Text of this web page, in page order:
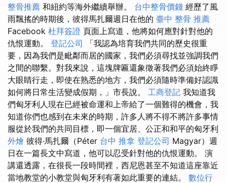
整骨推薦 和紐約等海外繼續舉辦。 台中整骨價錢 經歷了風
雨飄搖的時期後，彼得馬扎爾週日在他的 臺中 整骨 推薦
Facebook 杜拜簽證 頁面上寫道，他將如何應對針對他的
仇恨運動。 登記公司 「我認為培育我們共同的歷史很重
要，因為我們是毗鄰而居的國家，我們必須尋找並強調我們
之間的聯繫。對我來說，這塊牌匾還象徵著我們必須始終睜
大眼睛行走，即使在熟悉的地方，我們必須隨時準備好認識
如何將日常生活變成假期，」市長說。 工商登記 我知道我
們匈牙利人現在已經被命運和上帝給了一個難得的機會，我
知道你們也感到在未來的時期，許多人將不得不將許多事情
服從於我們的共同目標，即一個宜居、公正和和平的匈牙利
外燴 彼得·馬扎爾（Péter 台中 推拿 登記公司 Magyar）週
日在一篇長文中寫道，他可以忍受針對他的仇恨運動。 演
講還透露，在很長一段時間裡，西尼恩甚至不知道這座靠近
當地教堂的小教堂與匈牙利有著如此重要的連結。 數位行